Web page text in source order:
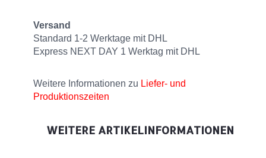
Versand
Standard 1-2 Werktage mit DHL
Express NEXT DAY 1 Werktag mit DHL
Weitere Informationen zu Liefer- und
Produktionszeiten
WEITERE ARTIKELINFORMATIONEN